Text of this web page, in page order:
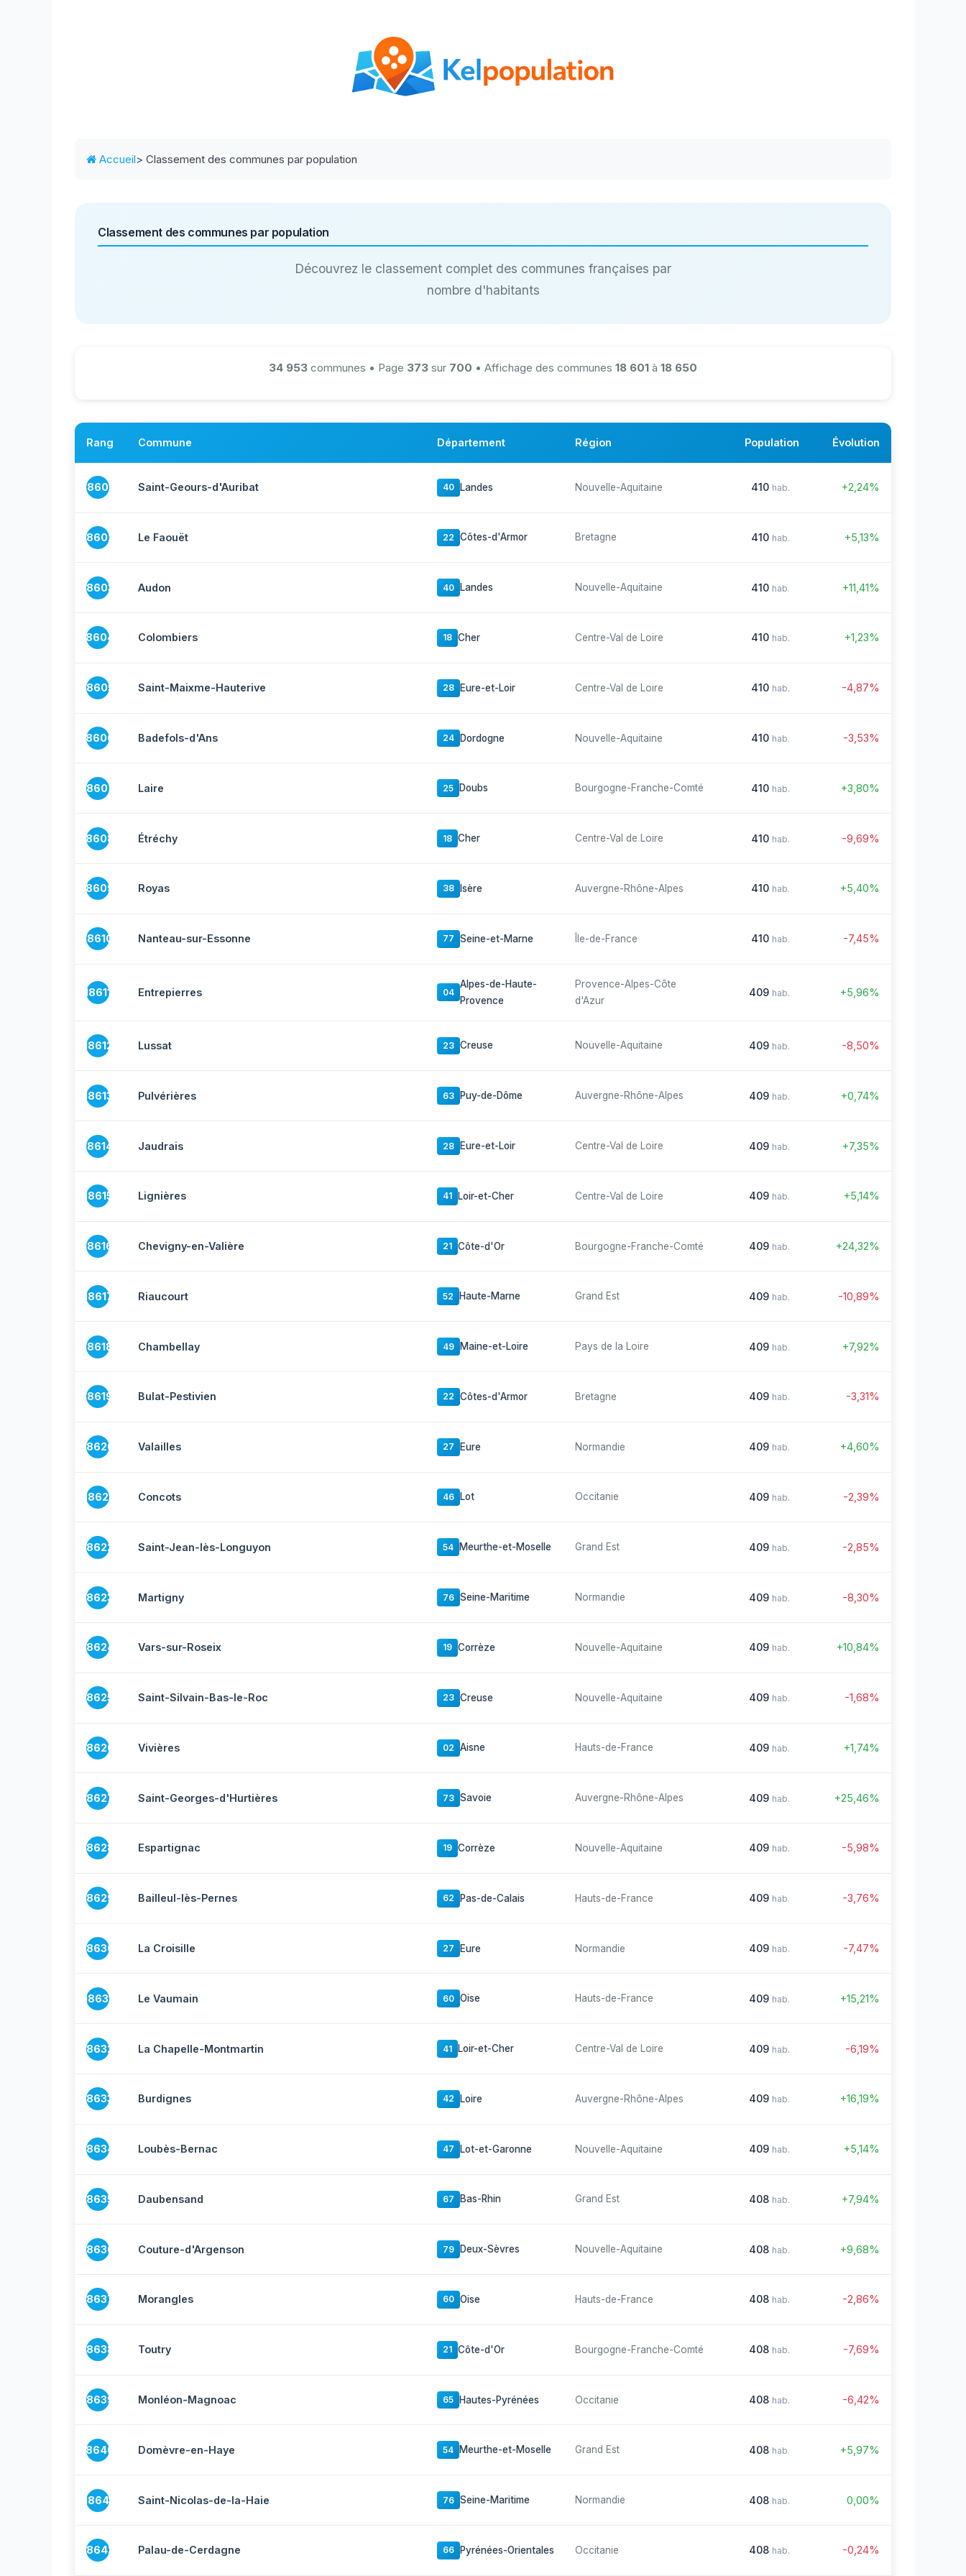
Accueil> Classement des communes par population
Classement des communes par population
Découvrez le classement complet des communes françaises par
nombre d'habitants
34 953 communes • Page 373 sur 700 • Affichage des communes 18 601 à 18 650
Rang Commune Département Région Population Évolution
18601 Saint-Geours-d'Auribat 40 Landes Nouvelle-Aquitaine 410 hab. +2,24%
18602 Le Faouët 22 Côtes-d'Armor Bretagne 410 hab. +5,13%
18603 Audon 40 Landes Nouvelle-Aquitaine 410 hab. +11,41%
18604 Colombiers 18 Cher Centre-Val de Loire 410 hab. +1,23%
18605 Saint-Maixme-Hauterive 28 Eure-et-Loir Centre-Val de Loire 410 hab. -4,87%
18606 Badefols-d'Ans 24 Dordogne Nouvelle-Aquitaine 410 hab. -3,53%
18607 Laire 25 Doubs Bourgogne-Franche-Comté 410 hab. +3,80%
18608 Étréchy 18 Cher Centre-Val de Loire 410 hab. -9,69%
18609 Royas 38 Isère Auvergne-Rhône-Alpes 410 hab. +5,40%
18610 Nanteau-sur-Essonne 77 Seine-et-Marne Île-de-France 410 hab. -7,45%
18611 Entrepierres 04
Alpes-de-Haute-
Provence
Provence-Alpes-Côte
d'Azur
409 hab. +5,96%
18612 Lussat 23 Creuse Nouvelle-Aquitaine 409 hab. -8,50%
18613 Pulvérières 63 Puy-de-Dôme Auvergne-Rhône-Alpes 409 hab. +0,74%
18614 Jaudrais 28 Eure-et-Loir Centre-Val de Loire 409 hab. +7,35%
18615 Lignières 41 Loir-et-Cher Centre-Val de Loire 409 hab. +5,14%
18616 Chevigny-en-Valière 21 Côte-d'Or Bourgogne-Franche-Comté 409 hab. +24,32%
18617 Riaucourt 52 Haute-Marne Grand Est 409 hab. -10,89%
18618 Chambellay 49 Maine-et-Loire Pays de la Loire 409 hab. +7,92%
18619 Bulat-Pestivien 22 Côtes-d'Armor Bretagne 409 hab. -3,31%
18620 Valailles 27 Eure Normandie 409 hab. +4,60%
18621 Concots 46 Lot Occitanie 409 hab. -2,39%
18622 Saint-Jean-lès-Longuyon 54 Meurthe-et-Moselle Grand Est 409 hab. -2,85%
18623 Martigny 76 Seine-Maritime Normandie 409 hab. -8,30%
18624 Vars-sur-Roseix 19 Corrèze Nouvelle-Aquitaine 409 hab. +10,84%
18625 Saint-Silvain-Bas-le-Roc 23 Creuse Nouvelle-Aquitaine 409 hab. -1,68%
18626 Vivières 02 Aisne Hauts-de-France 409 hab. +1,74%
18627 Saint-Georges-d'Hurtières 73 Savoie Auvergne-Rhône-Alpes 409 hab. +25,46%
18628 Espartignac 19 Corrèze Nouvelle-Aquitaine 409 hab. -5,98%
18629 Bailleul-lès-Pernes 62 Pas-de-Calais Hauts-de-France 409 hab. -3,76%
18630 La Croisille 27 Eure Normandie 409 hab. -7,47%
18631 Le Vaumain 60 Oise Hauts-de-France 409 hab. +15,21%
18632 La Chapelle-Montmartin 41 Loir-et-Cher Centre-Val de Loire 409 hab. -6,19%
18633 Burdignes 42 Loire Auvergne-Rhône-Alpes 409 hab. +16,19%
18634 Loubès-Bernac 47 Lot-et-Garonne Nouvelle-Aquitaine 409 hab. +5,14%
18635 Daubensand 67 Bas-Rhin Grand Est 408 hab. +7,94%
18636 Couture-d'Argenson 79 Deux-Sèvres Nouvelle-Aquitaine 408 hab. +9,68%
18637 Morangles 60 Oise Hauts-de-France 408 hab. -2,86%
18638 Toutry 21 Côte-d'Or Bourgogne-Franche-Comté 408 hab. -7,69%
18639 Monléon-Magnoac 65 Hautes-Pyrénées Occitanie 408 hab. -6,42%
18640 Domèvre-en-Haye 54 Meurthe-et-Moselle Grand Est 408 hab. +5,97%
18641 Saint-Nicolas-de-la-Haie 76 Seine-Maritime Normandie 408 hab. 0,00%
18642 Palau-de-Cerdagne 66 Pyrénées-Orientales Occitanie 408 hab. -0,24%